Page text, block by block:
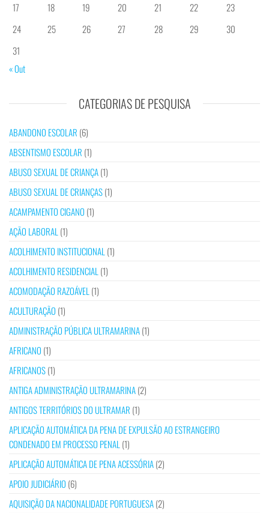
17
18 19 20 21 22
23
24
25 26 27 28 29
30
31
« Out
CATEGORIAS DE PESQUISA
ABANDONO ESCOLAR (6)
ABSENTISMO ESCOLAR (1)
ABUSO SEXUAL DE CRIANÇA(1)
ABUSO SEXUAL DE CRIANÇAS(1)
ACAMPAMENTO CIGANO (1)
AÇÃO LABORAL (1)
ACOLHIMENTO INSTITUCIONAL (1)
ACOLHIMENTO RESIDENCIAL (1)
ACOMODAÇÃO RAZOÁVEL (1)
ACULTURAÇÃO (1)
ADMINISTRAÇÃO PÚBLICA ULTRAMARINA(1)
AFRICANO (1)
AFRICANOS(1)
ANTIGA ADMINISTRAÇÃO ULTRAMARINA(2)
ANTIGOS TERRITÓRIOS DO ULTRAMAR (1)
APLICAÇÃO AUTOMÁTICA DA PENA DE EXPULSÃO AO ESTRANGEIRO
CONDENADO EM PROCESSO PENAL (1)
APLICAÇÃO AUTOMÁTICA DE PENA ACESSÓRIA(2)
APOIO JUDICIÁRIO (6)
AQUISIÇÃO DA NACIONALIDADE PORTUGUESA(2)